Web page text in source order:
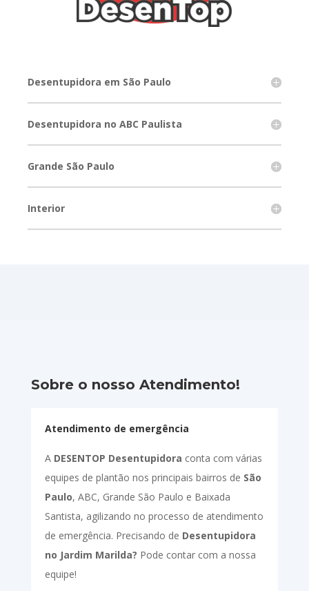
Desentupidora em São Paulo
Desentupidora no ABC Paulista
Grande São Paulo
Interior
Sobre o nosso Atendimento!
Atendimento de emergência
A DESENTOP Desentupidora conta com várias
equipes de plantão nos principais bairros de São
Paulo, ABC, Grande São Paulo e Baixada
Santista, agilizando no processo de atendimento
de emergência. Precisando de Desentupidora
no Jardim Marilda? Pode contar com a nossa
equipe!